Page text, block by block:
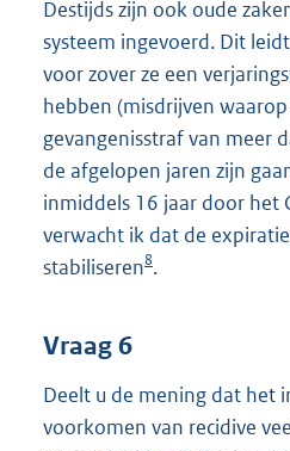
Destijds zijn ook oude
systeem ingevoerd. Dit
voor zover ze een
hebben (misdrijven
gevangenisstraf van meer
de afgelopen jaren zijn
inmiddels 16 jaar door het
verwacht ik dat de
stabiliseren8.
Vraag 6
Deelt u de mening dat het
voorkomen van recidive